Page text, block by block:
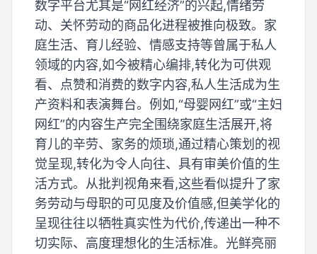
数字平台尤其是“网红经济”的兴起,情绪劳
动、关怀劳动的商品化进程被推向极致。家
庭生活、育儿经验、情感支持等曾属于私人
领域的内容,如今被精心编排,转化为可供观
看、点赞和消费的数字内容,私人生活成为生
产资料和表演舞台。例如,“母婴网红”或“主妇
网红”的内容生产完全围绕家庭生活展开,将
育儿的辛劳、家务的烦琐,通过精心策划的视
觉呈现,转化为令人向往、具有审美价值的生
活方式。从批判视角来看,这些看似提升了家
务劳动与母职的可见度及价值感,但美学化的
呈现往往以牺牲真实性为代价,传递出一种不
切实际、高度理想化的生活标准。光鲜亮丽